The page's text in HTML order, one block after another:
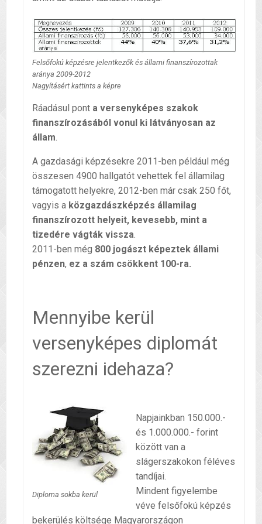
Felsőfokú képzésre jelentkezők és állami finanszírozottak
aránya 2009-2012
Nagyításért kattints a képre
Ráadásul pont a versenyképes szakok
finanszírozásából vonul ki látványosan az
állam.
A gazdasági képzésekre 2011-ben például még
összesen 4900 hallgatót vehettek fel államilag
támogatott helyekre, 2012-ben már csak 250 főt,
vagyis a közgazdászképzés államilag
finanszírozott helyeit, kevesebb, mint a
tizedére vágták vissza.
2011-ben még 800 jogászt képeztek állami
pénzen, ez a szám csökkent 100-ra.
Mennyibe kerül
versenyképes diplomát
szerezni idehaza?
Diploma sokba kerül
Napjainkban 150.000.-
és 1.000.000.- forint
között van a
slágerszakokon féléves
tandíjai.
Mindent figyelembe
véve felsőfokú képzés
bekerülés költsége Magyarországon